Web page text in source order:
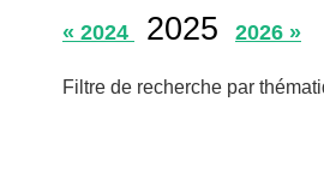
« 2024 2025 2026 »
Filtre de recherche par